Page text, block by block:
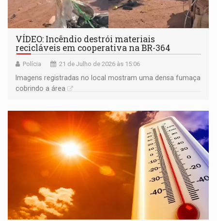
VÍDEO: Incêndio destrói materiais
recicláveis em cooperativa na BR-364
Polícia 21 de Julho de 2026 às 15:06
Imagens registradas no local mostram uma densa fumaça
cobrindo a área